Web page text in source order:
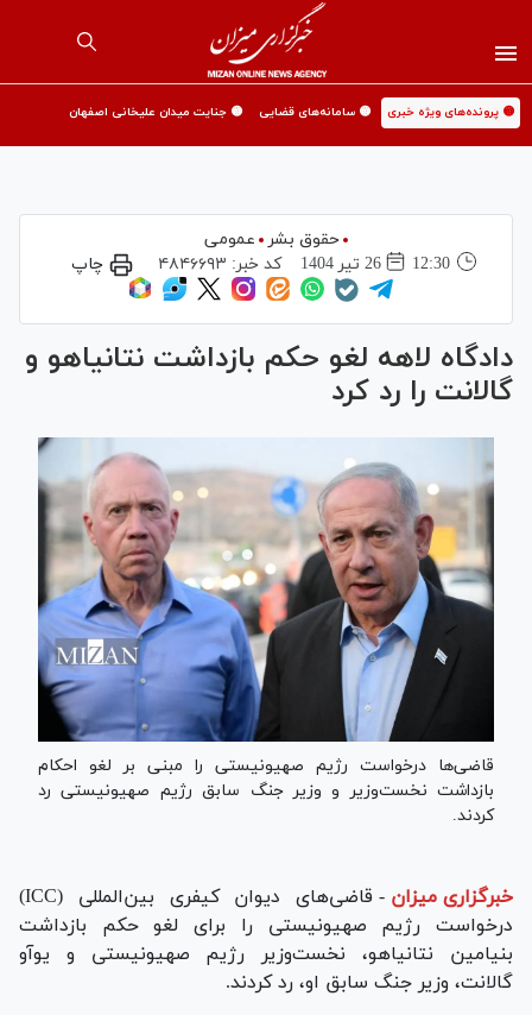
🟡 پرونده‌های ویژه خبری 🟡 سامانه‌های قضایی 🟡 جنایت میدان علیخانی اصفهان
حقوق بشر
عمومی
12:30
26 تير 1404 کد خبر: ۴۸۴۶۶۹۳ چاپ
دادگاه لاهه لغو حکم بازداشت نتانیاهو و
گالانت را رد کرد
قاضی‌ها درخواست رژیم صهیونیستی را مبنی بر لغو احکام
بازداشت نخست‌وزیر و وزیر جنگ سابق رژیم صهیونیستی رد
کردند.
خبرگزاری میزان -
قاضی‌های دیوان کیفری بین‌المللی (ICC)
درخواست رژیم صهیونیستی را برای لغو حکم بازداشت
بنیامین نتانیاهو، نخست‌وزیر رژیم صهیونیستی و یوآو
گالانت، وزیر جنگ سابق او، رد کردند.